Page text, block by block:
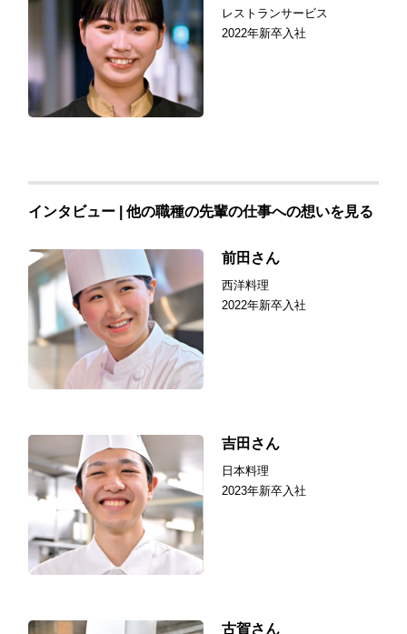
レストランサービス
2022年新卒入社
インタビュー | 他の職種の先輩の仕事への想いを見る
前田さん
西洋料理
2022年新卒入社
吉田さん
日本料理
2023年新卒入社
古賀さん